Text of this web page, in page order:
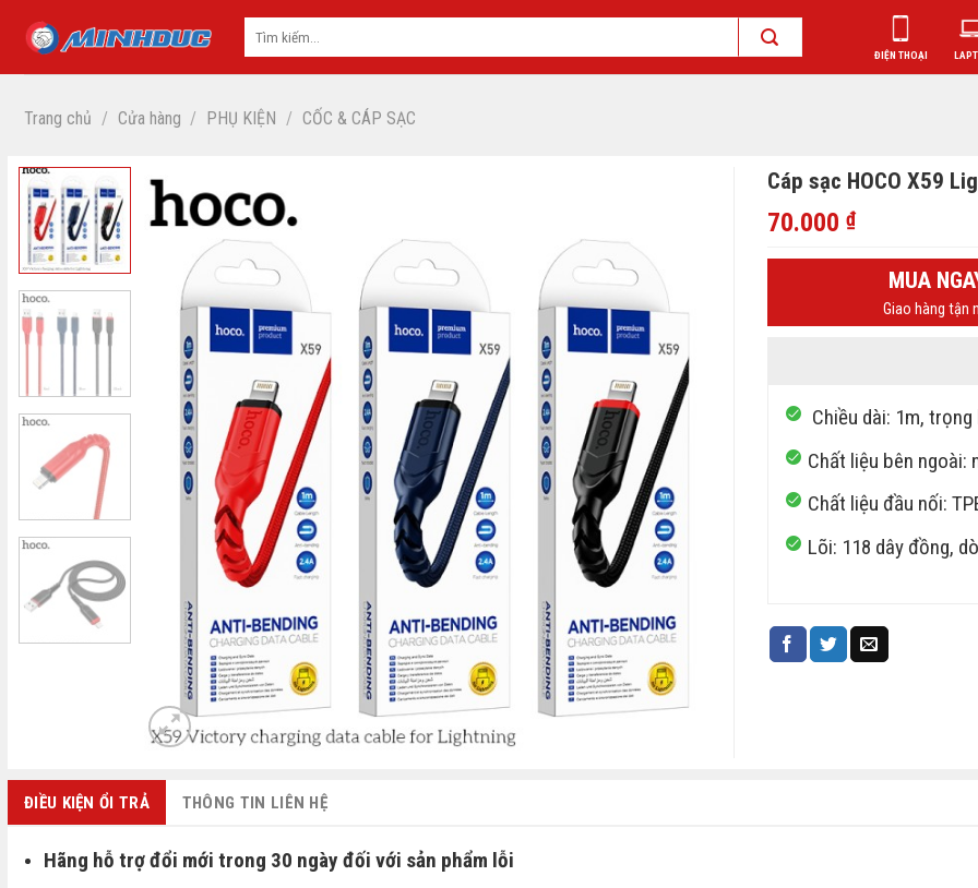
ĐIỆN THOẠI
Trang chủ / Cửa hàng / PHỤ KIỆN / CỐC & CÁP SẠC
Cáp sạc HOCO X59
70.000 ₫
MUA
Giao hàng tận
Chiều dài: 1m,
Chất liệu bên ngoài:
Chất liệu đầu nối:
Lõi: 118 dây đồng,
ĐIỀU KIỆN ỔI TRẢ THÔNG TIN LIÊN HỆ
Hãng hỗ trợ đổi mới trong 30 ngày đối với sản phẩm lỗi